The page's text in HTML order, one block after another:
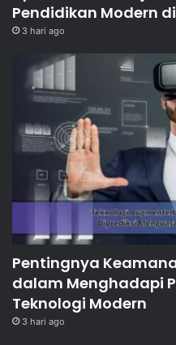
Pendidikan Modern
3 hari ago
Pentingnya
dalam Menghadapi
Teknologi Modern
3 hari ago